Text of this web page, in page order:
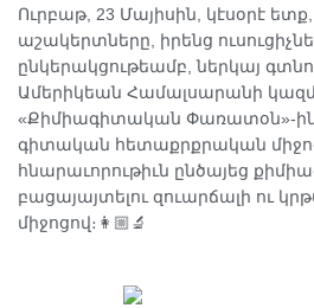
Ուրբաթ, 23 Մայիսին, կէսօրէ
աշակերտները, իրենց
ընկերակցութեամբ, ներկայ
Ամերիկեան Համալսարանի
«Քիմիագիտական Փառատօն»-ին
գիտական հետաքրքրական
հնարաւորութիւն ընծայեց
բացայայտելու զուարճալի ու
միջոցով։👩🏼‍🔬